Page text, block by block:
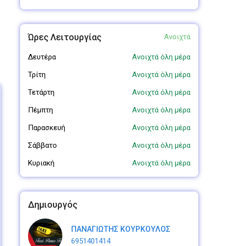
Ώρες Λειτουργίας Ανοιχτά
Δευτέρα
Ανοιχτά όλη μέρα
Τρίτη
Ανοιχτά όλη μέρα
Τετάρτη
Ανοιχτά όλη μέρα
Πέμπτη
Ανοιχτά όλη μέρα
Παρασκευή
Ανοιχτά όλη μέρα
Σάββατο
Ανοιχτά όλη μέρα
Κυριακή
Ανοιχτά όλη μέρα
Δημιουργός
ΠΑΝΑΓΙΩΤΗΣ ΚΟΥΡΚΟΥΛΟΣ
6951401414